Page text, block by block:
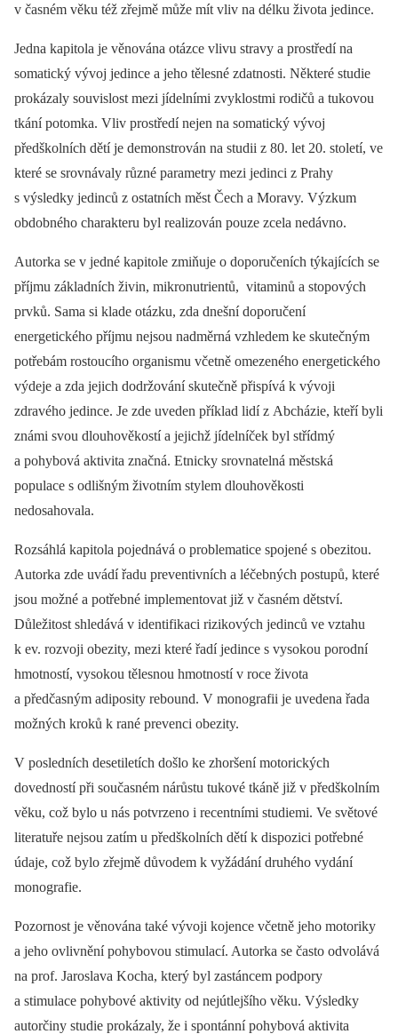
v časném věku též zřejmě může mít vliv na délku života jedince.
Jedna kapitola je věnována otázce vlivu stravy a prostředí na
somatický vývoj jedince a jeho tělesné zdatnosti. Některé studie
prokázaly souvislost mezi jídelními zvyklostmi rodičů a tukovou
tkání potomka. Vliv prostředí nejen na somatický vývoj
předškolních dětí je demonstrován na studii z 80. let 20. století, ve
které se srovnávaly různé parametry mezi jedinci z Prahy
s výsledky jedinců z ostatních měst Čech a Moravy. Výzkum
obdobného charakteru byl realizován pouze zcela nedávno.
Autorka se v jedné kapitole zmiňuje o doporučeních týkajících se
příjmu základních živin, mikronutrientů, vitaminů a stopových
prvků. Sama si klade otázku, zda dnešní doporučení
energetického příjmu nejsou nadměrná vzhledem ke skutečným
potřebám rostoucího organismu včetně omezeného energetického
výdeje a zda jejich dodržování skutečně přispívá k vývoji
zdravého jedince. Je zde uveden příklad lidí z Abcházie, kteří byli
známi svou dlouhověkostí a jejichž jídelníček byl střídmý
a pohybová aktivita značná. Etnicky srovnatelná městská
populace s odlišným životním stylem dlouhověkosti
nedosahovala.
Rozsáhlá kapitola pojednává o problematice spojené s obezitou.
Autorka zde uvádí řadu preventivních a léčebných postupů, které
jsou možné a potřebné implementovat již v časném dětství.
Důležitost shledává v identifikaci rizikových jedinců ve vztahu
k ev. rozvoji obezity, mezi které řadí jedince s vysokou porodní
hmotností, vysokou tělesnou hmotností v roce života
a předčasným adiposity rebound. V monografii je uvedena řada
možných kroků k rané prevenci obezity.
V posledních desetiletích došlo ke zhoršení motorických
dovedností při současném nárůstu tukové tkáně již v předškolním
věku, což bylo u nás potvrzeno i recentními studiemi. Ve světové
literatuře nejsou zatím u předškolních dětí k dispozici potřebné
údaje, což bylo zřejmě důvodem k vyžádání druhého vydání
monografie.
Pozornost je věnována také vývoji kojence včetně jeho motoriky
a jeho ovlivnění pohybovou stimulací. Autorka se často odvolává
na prof. Jaroslava Kocha, který byl zastáncem podpory
a stimulace pohybové aktivity od nejútlejšího věku. Výsledky
autorčiny studie prokázaly, že i spontánní pohybová aktivita